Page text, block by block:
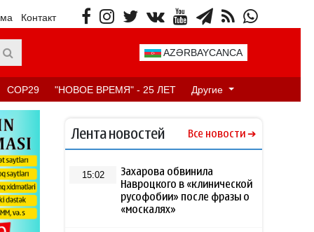
Контакт
AZƏRBAYCANCA
COP29 "НОВОЕ ВРЕМЯ" - 25 ЛЕТ Другие
Лента новостей Все новости
15:02
Захарова обвинила
Навроцкого в «клинической
русофобии» после фразы о
«москалях»